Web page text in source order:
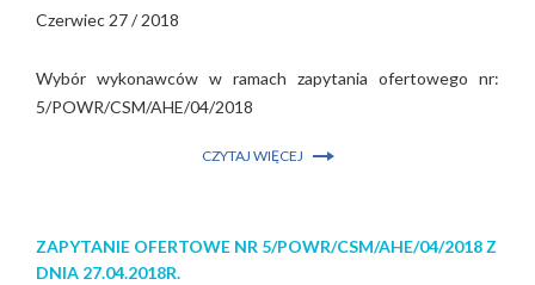
Czerwiec 27 / 2018
Wybór wykonawców w ramach zapytania ofertowego nr:
5/POWR/CSM/AHE/04/2018
CZYTAJ WIĘCEJ
ZAPYTANIE OFERTOWE NR 5/POWR/CSM/AHE/04/2018 Z
DNIA 27.04.2018R.